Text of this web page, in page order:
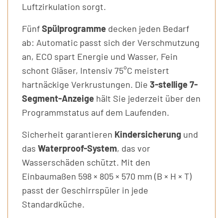
Luftzirkulation sorgt.
FünfSpülprogramme decken jeden Bedarf
ab: Automatic passt sich der Verschmutzung
an, ECO spart Energie und Wasser, Fein
schont Gläser, Intensiv 75°C meistert
hartnäckige Verkrustungen. Die 3-stellige 7-
Segment-Anzeige hält Sie jederzeit über den
Programmstatus auf dem Laufenden.
Sicherheit garantieren Kindersicherung und
das Waterproof-System, das vor
Wasserschäden schützt. Mit den
Einbaumaßen 598 × 805 × 570 mm (B × H × T)
passt der Geschirrspüler in jede
Standardküche.